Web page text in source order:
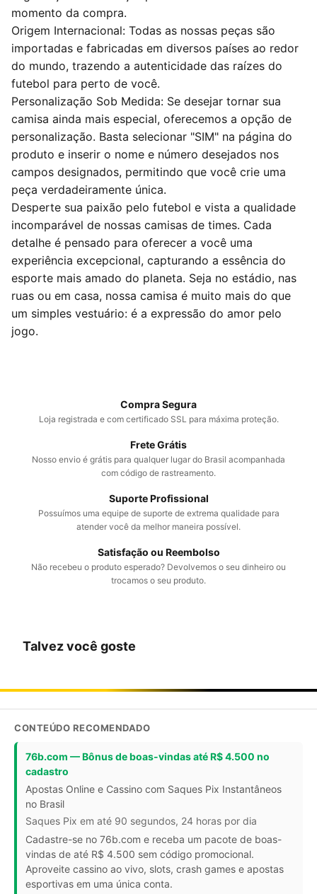
momento da compra.
Origem Internacional: Todas as nossas peças são
importadas e fabricadas em diversos países ao redor
do mundo, trazendo a autenticidade das raízes do
futebol para perto de você.
Personalização Sob Medida: Se desejar tornar sua
camisa ainda mais especial, oferecemos a opção de
personalização. Basta selecionar "SIM" na página do
produto e inserir o nome e número desejados nos
campos designados, permitindo que você crie uma
peça verdadeiramente única.
Desperte sua paixão pelo futebol e vista a qualidade
incomparável de nossas camisas de times. Cada
detalhe é pensado para oferecer a você uma
experiência excepcional, capturando a essência do
esporte mais amado do planeta. Seja no estádio, nas
ruas ou em casa, nossa camisa é muito mais do que
um simples vestuário: é a expressão do amor pelo
jogo.
Compra Segura
Loja registrada e com certificado SSL para máxima proteção.
Frete Grátis
Nosso envio é grátis para qualquer lugar do Brasil acompanhada
com código de rastreamento.
Suporte Profissional
Possuímos uma equipe de suporte de extrema qualidade para
atender você da melhor maneira possível.
Satisfação ou Reembolso
Não recebeu o produto esperado? Devolvemos o seu dinheiro ou
trocamos o seu produto.
Talvez você goste
CONTEÚDO RECOMENDADO
76b.com — Bônus de boas-vindas até R$ 4.500 no
cadastro
Apostas Online e Cassino com Saques Pix Instantâneos
no Brasil
Saques Pix em até 90 segundos, 24 horas por dia
Cadastre-se no 76b.com e receba um pacote de boas-
vindas de até R$ 4.500 sem código promocional.
Aproveite cassino ao vivo, slots, crash games e apostas
esportivas em uma única conta.